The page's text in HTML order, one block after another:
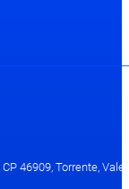
46909, Torrente,